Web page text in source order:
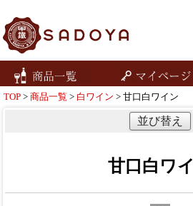
TOP > 商品一覧 > 白ワイン > 甘口白ワイン
並び替え
甘口白ワ